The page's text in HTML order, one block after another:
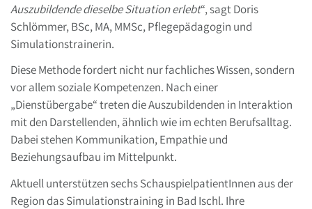
Auszubildende dieselbe Situation erlebt“, sagt Doris
Schlömmer, BSc, MA, MMSc, Pflegepädagogin und
Simulationstrainerin.
Diese Methode fordert nicht nur fachliches Wissen, sondern
vor allem soziale Kompetenzen. Nach einer
„Dienstübergabe“ treten die Auszubildenden in Interaktion
mit den Darstellenden, ähnlich wie im echten Berufsalltag.
Dabei stehen Kommunikation, Empathie und
Beziehungsaufbau im Mittelpunkt.
Aktuell unterstützen sechs SchauspielpatientInnen aus der
Region das Simulationstraining in Bad Ischl. Ihre